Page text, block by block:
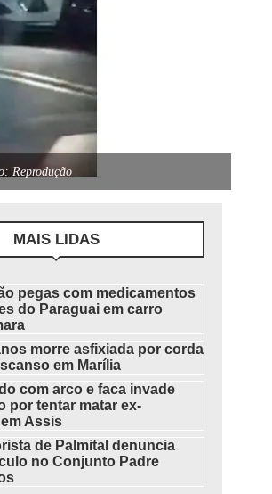
Reprodução
MAIS LIDAS
pegas com medicamentos
do Paraguai em carro
morre asfixiada por corda
em Marília
com arco e faca invade
por tentar matar ex-
Assis
de Palmital denuncia
no Conjunto Padre